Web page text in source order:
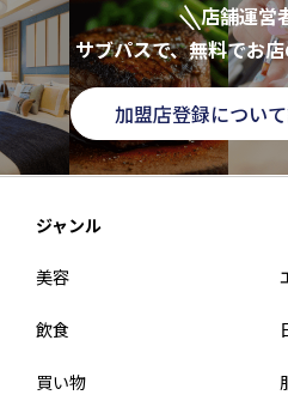
店舗運営
サブパスで、無料でお
加盟店登録につい
ジャンル
美容
飲食
買い物